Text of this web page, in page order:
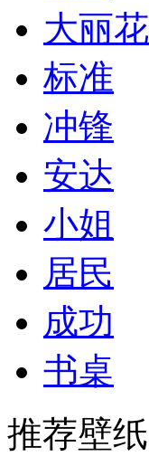
大丽花
标准
冲锋
安达
小姐
居民
成功
书桌
推荐壁纸